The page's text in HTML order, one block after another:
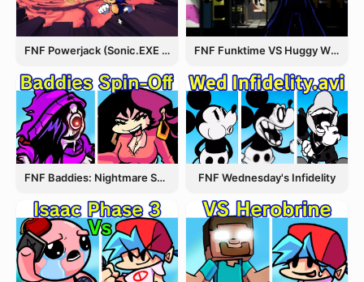
FNF Powerjack (Sonic.EXE Rerun) FNF Funktime VS Huggy Wuggy
FNF Baddies: Nightmare Spin Off FNF Wednesday's Infidelity